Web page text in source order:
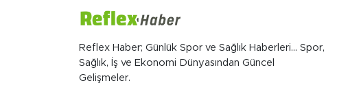
Reflex Haber; Günlük Spor ve Sağlık Haberleri... Spor,
Sağlık, İş ve Ekonomi Dünyasından Güncel
Gelişmeler.